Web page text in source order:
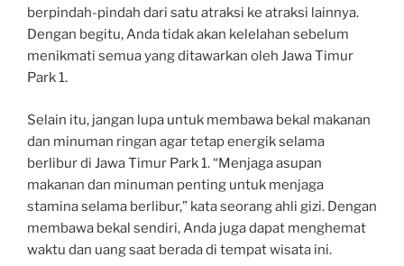
berpindah-pindah dari satu atraksi ke atraksi lainnya.
Dengan begitu, Anda tidak akan kelelahan sebelum
menikmati semua yang ditawarkan oleh Jawa Timur
Park 1.
Selain itu, jangan lupa untuk membawa bekal makanan
dan minuman ringan agar tetap energik selama
berlibur di Jawa Timur Park 1. “Menjaga asupan
makanan dan minuman penting untuk menjaga
stamina selama berlibur,” kata seorang ahli gizi. Dengan
membawa bekal sendiri, Anda juga dapat menghemat
waktu dan uang saat berada di tempat wisata ini.